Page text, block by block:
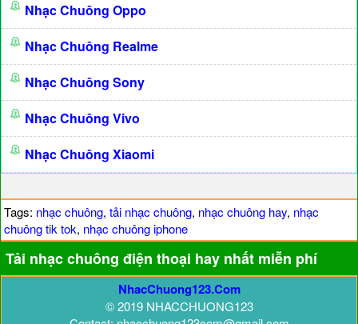
Nhạc Chuông Oppo
Nhạc Chuông Realme
Nhạc Chuông Sony
Nhạc Chuông Vivo
Nhạc Chuông Xiaomi
Tags: nhạc chuông, tải nhạc chuông, nhạc chuông hay, nhạc
chuông tik tok, nhạc chuông iphone
Tải nhạc chuông điện thoại hay nhất miễn phí
NhacChuong123.Com
© 2019 NHACCHUONG123